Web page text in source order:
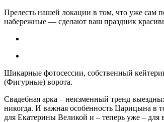
Прелесть нашей локации в том, что уже сам
набережные — сделают ваш праздник
Шикарные фотосессии, собственный
(Фигурные) ворота.
Свадебная арка – неизменный тренд
никогда. И важная особенность Царицына в
для Екатерины Великой и – теперь уже – для